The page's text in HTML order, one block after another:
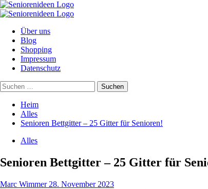
Zum
Inhalt
Primäres
Über uns
Blog
Shopping
Impressum
Datenschutz
Suchen
nach:
Heim
Alles
Senioren Bettgitter – 25 Gitter für Senioren!
Alles
Senioren Bettgitter – 25 Gitter für
Marc Wimmer 28. November 2023